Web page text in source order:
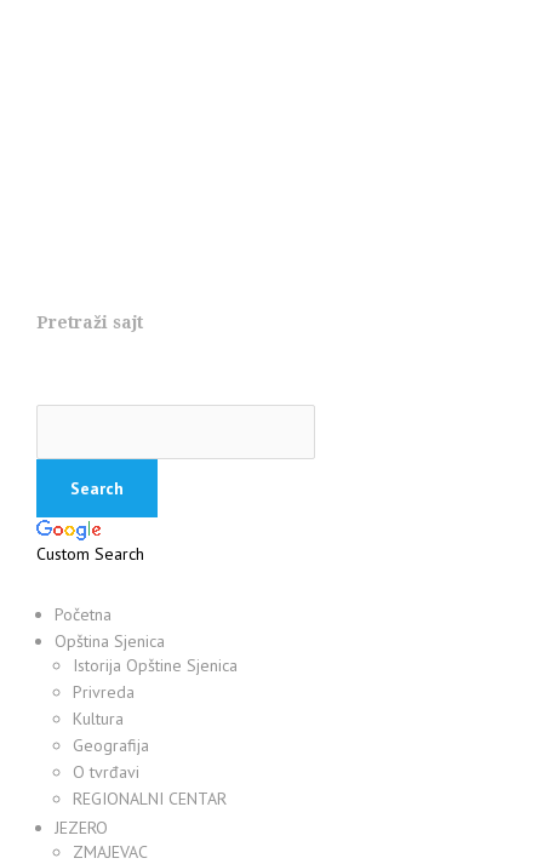
Pretraži sajt
Custom Search
Početna
Opština Sjenica
Istorija Opštine Sjenica
Privreda
Kultura
Geografija
O tvrđavi
REGIONALNI CENTAR
JEZERO
ZMAJEVAC